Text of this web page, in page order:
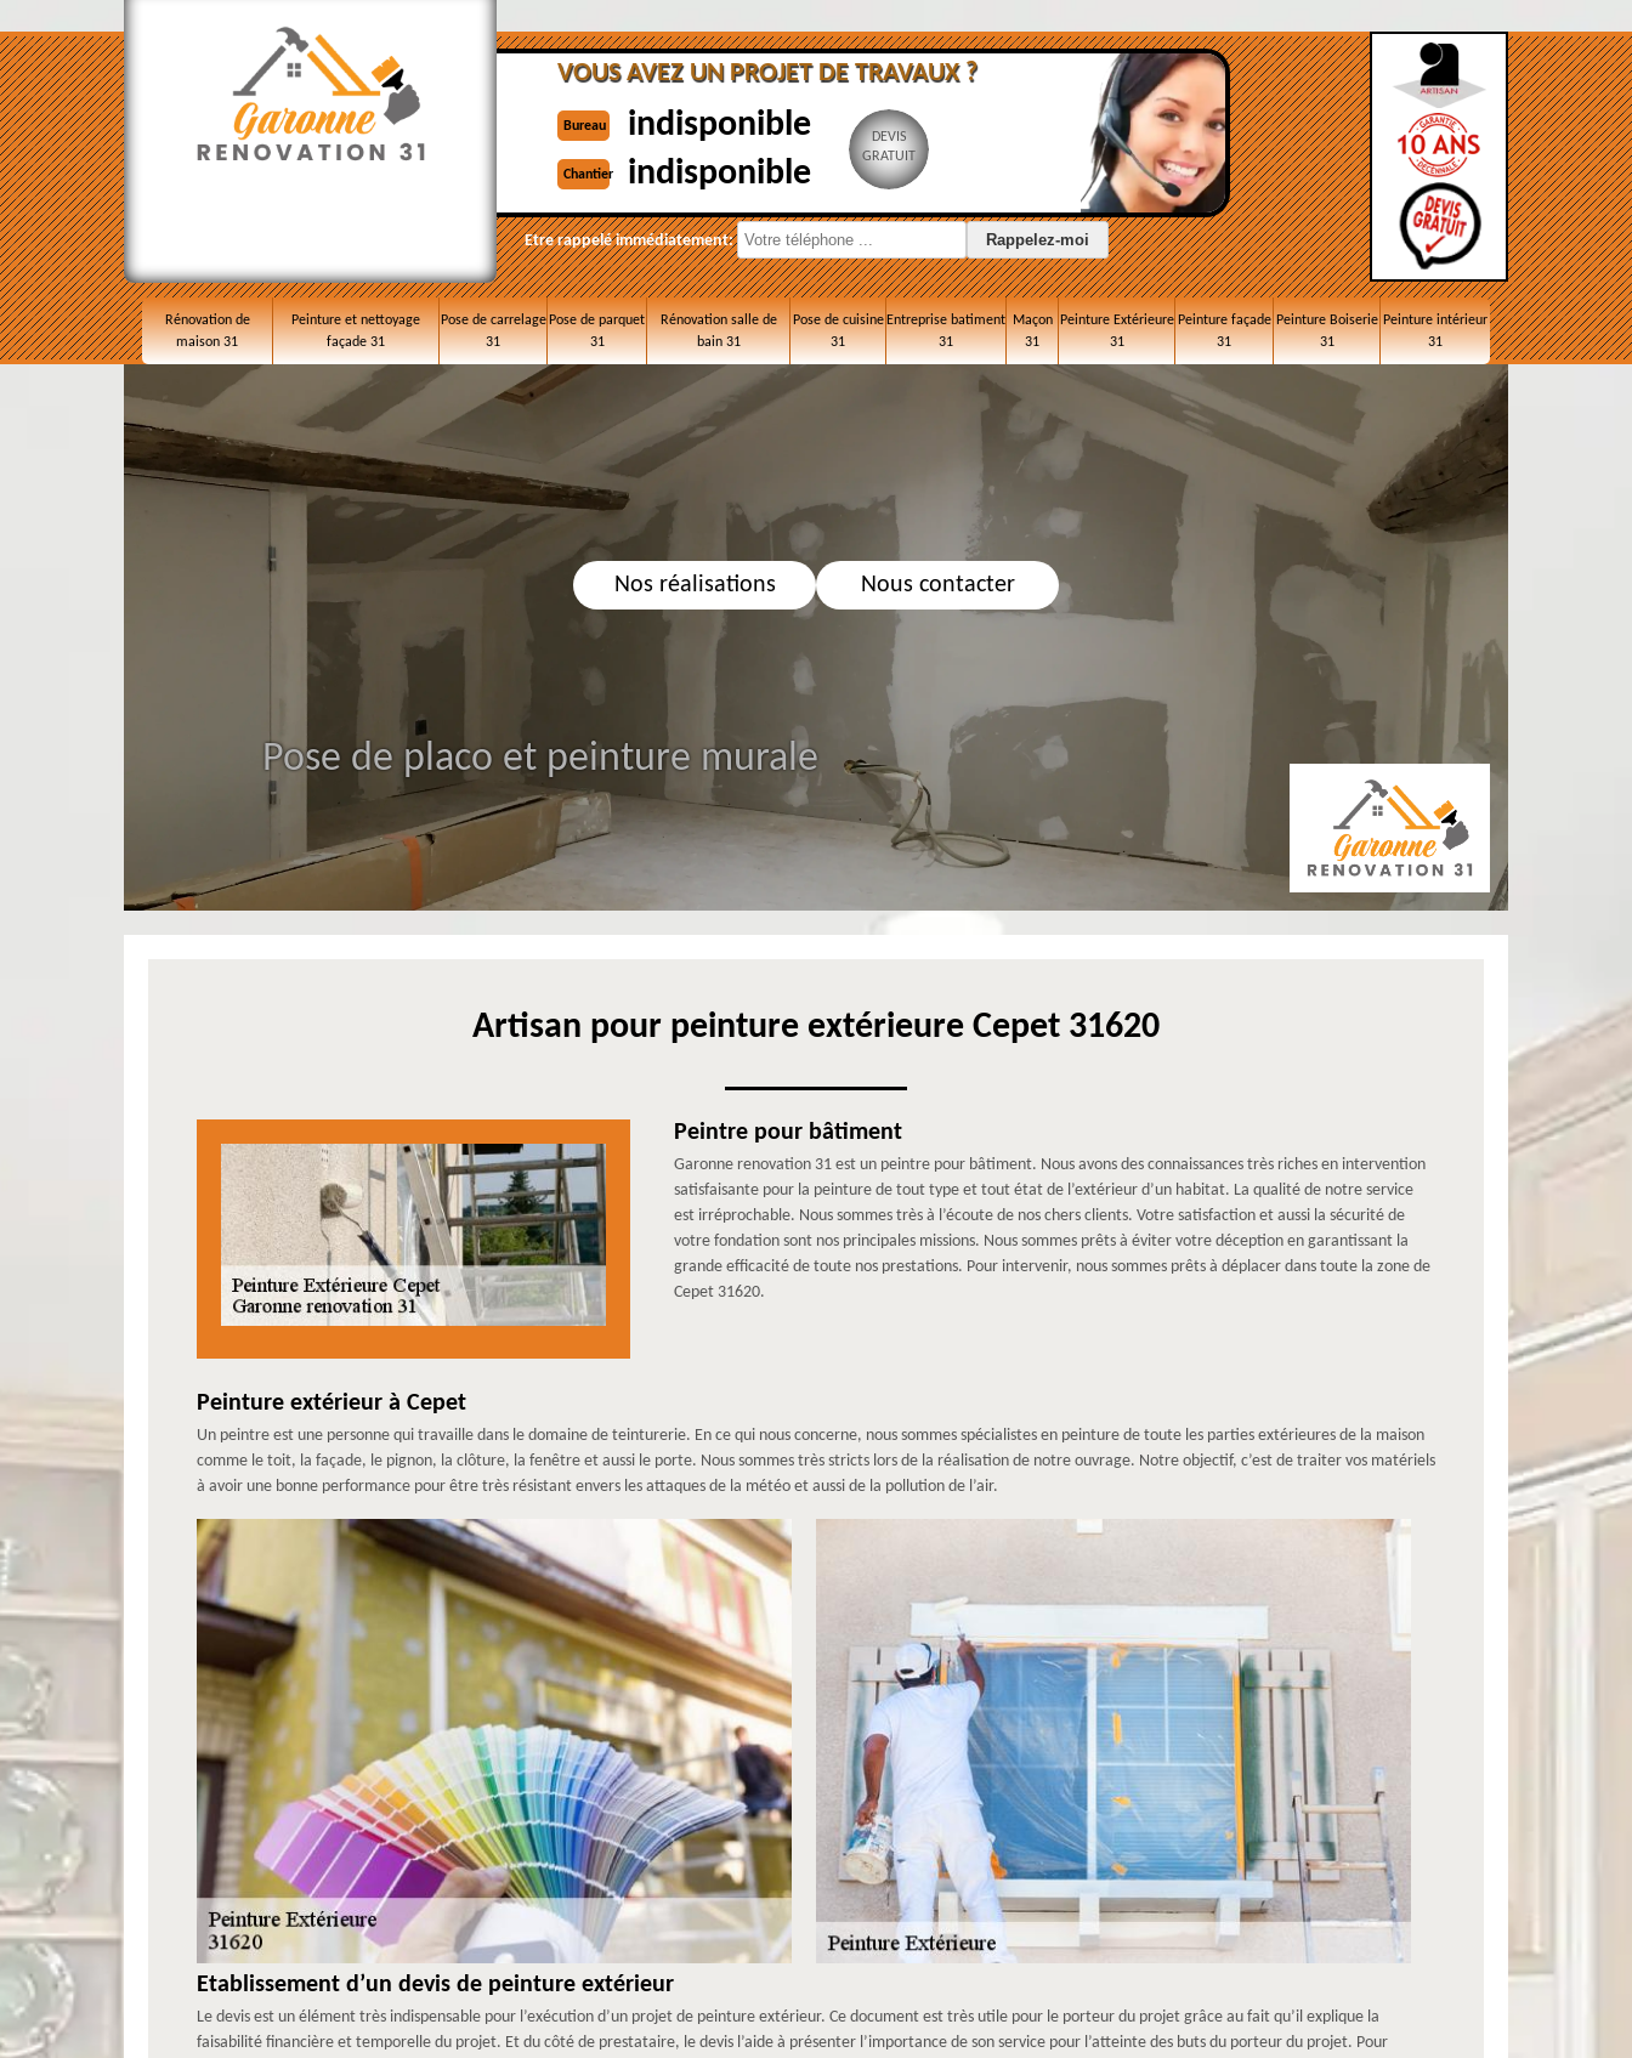
VOUS AVEZ UN PROJET DE TRAVAUX ?
Bureau indisponible
Chantier indisponible
DEVIS
GRATUIT
Etre rappelé immédiatement:
Rénovation de
maison 31
Peinture et nettoyage
façade 31
Pose de carrelage
31
Pose de parquet
31
Rénovation salle de
bain 31
Pose de cuisine
31
Entreprise batiment
31
Maçon
31
Peinture Extérieure
31
Peinture façade
31
Peinture Boiserie
31
Peinture intérieur
31
Nos réalisations Nous contacter
Pose de placo et peinture murale
Artisan pour peinture extérieure Cepet 31620
Peintre pour bâtiment
Garonne renovation 31 est un peintre pour bâtiment. Nous avons des connaissances très riches en intervention
satisfaisante pour la peinture de tout type et tout état de l’extérieur d’un habitat. La qualité de notre service
est irréprochable. Nous sommes très à l’écoute de nos chers clients. Votre satisfaction et aussi la sécurité de
votre fondation sont nos principales missions. Nous sommes prêts à éviter votre déception en garantissant la
grande efficacité de toute nos prestations. Pour intervenir, nous sommes prêts à déplacer dans toute la zone de
Cepet 31620.
Peinture extérieur à Cepet
Un peintre est une personne qui travaille dans le domaine de teinturerie. En ce qui nous concerne, nous sommes spécialistes en peinture de toute les parties extérieures de la maison
comme le toit, la façade, le pignon, la clôture, la fenêtre et aussi le porte. Nous sommes très stricts lors de la réalisation de notre ouvrage. Notre objectif, c’est de traiter vos matériels
à avoir une bonne performance pour être très résistant envers les attaques de la météo et aussi de la pollution de l’air.
Etablissement d’un devis de peinture extérieur
Le devis est un élément très indispensable pour l’exécution d’un projet de peinture extérieur. Ce document est très utile pour le porteur du projet grâce au fait qu’il explique la
faisabilité financière et temporelle du projet. Et du côté de prestataire, le devis l’aide à présenter l’importance de son service pour l’atteinte des buts du porteur du projet. Pour